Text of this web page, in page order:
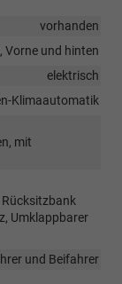
vorhanden
Vorne und hinten
elektrisch
Klimaautomatik
mit
Umklappbarer
und Beifahrer